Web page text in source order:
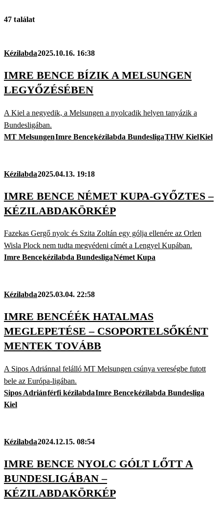
47 találat
Kézilabda2025.10.16. 16:38
IMRE BENCE BÍZIK A MELSUNGEN
LEGYŐZÉSÉBEN
A Kiel a negyedik, a Melsungen a nyolcadik helyen tanyázik a
Bundesligában.
MT MelsungenImre Bencekézilabda BundesligaTHW KielKiel
Kézilabda2025.04.13. 19:18
IMRE BENCE NÉMET KUPA-GYŐZTES –
KÉZILABDAKÖRKÉP
Fazekas Gergő nyolc és Szita Zoltán egy gólja ellenére az Orlen
Wisla Plock nem tudta megvédeni címét a Lengyel Kupában.
Imre Bencekézilabda BundesligaNémet Kupa
Kézilabda2025.03.04. 22:58
IMRE BENCÉÉK HATALMAS
MEGLEPETÉSE – CSOPORTELSŐKÉNT
MENTEK TOVÁBB
A Sipos Adriánnal felálló MT Melsungen csúnya vereségbe futott
bele az Európa-ligában.
Sipos Adriánférfi kézilabdaImre Bencekézilabda Bundesliga
Kiel
Kézilabda2024.12.15. 08:54
IMRE BENCE NYOLC GÓLT LŐTT A
BUNDESLIGÁBAN –
KÉZILABDAKÖRKÉP